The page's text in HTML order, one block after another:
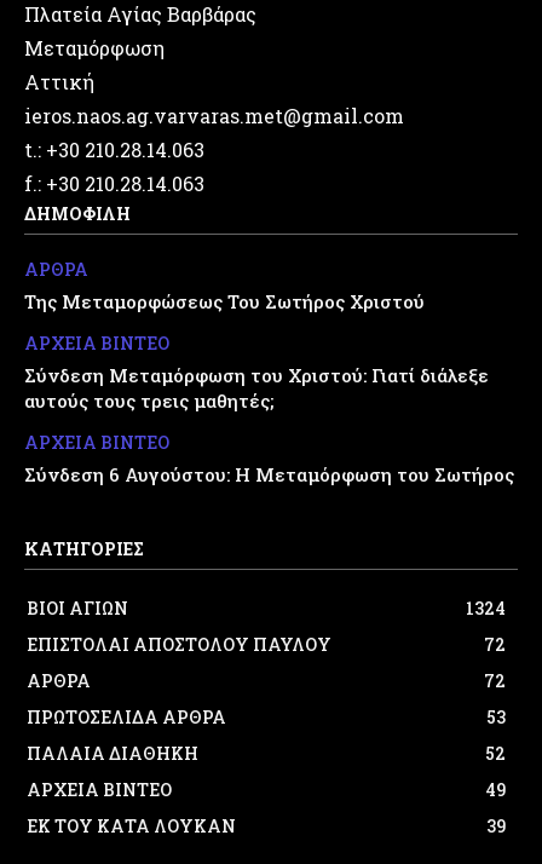
Πλατεία Αγίας Βαρβάρας
Μεταμόρφωση
Αττική
ieros.naos.ag.varvaras.met@gmail.com
t.: +30 210.28.14.063
f.: +30 210.28.14.063
ΔΗΜΟΦΙΛΗ
ΑΡΘΡΑ
Της Μεταμορφώσεως Του Σωτήρος Χριστού
ΑΡΧΕΙΑ ΒΙΝΤΕΟ
Σύνδεση Μεταμόρφωση του Χριστού: Γιατί διάλεξε
αυτούς τους τρεις μαθητές;
ΑΡΧΕΙΑ ΒΙΝΤΕΟ
Σύνδεση 6 Αυγούστου: Η Μεταμόρφωση του Σωτήρος
ΚΑΤΗΓΟΡΙΕΣ
ΒΙΟΙ ΑΓΙΩΝ
1324
ΕΠΙΣΤΟΛΑΙ ΑΠΟΣΤΟΛΟΥ ΠΑΥΛΟΥ
72
ΑΡΘΡΑ
72
ΠΡΩΤΟΣΕΛΙΔΑ ΑΡΘΡΑ
53
ΠΑΛΑΙΑ ΔΙΑΘΗΚΗ
52
ΑΡΧΕΙΑ ΒΙΝΤΕΟ
49
ΕΚ ΤΟΥ ΚΑΤΑ ΛΟΥΚΑΝ
39